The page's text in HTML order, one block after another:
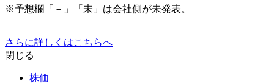
※予想欄「－」「未」は会社側が未発表。
さらに詳しくはこちらへ
閉じる
株価